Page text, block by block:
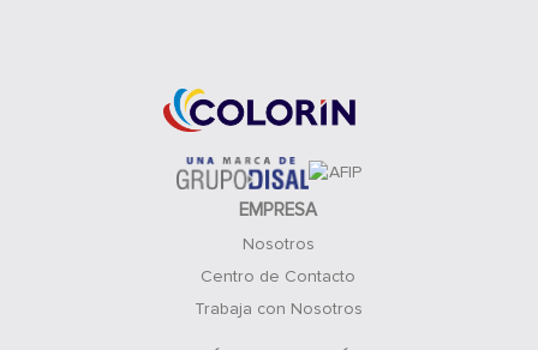
EMPRESA
Nosotros
Centro de Contacto
Trabaja con Nosotros